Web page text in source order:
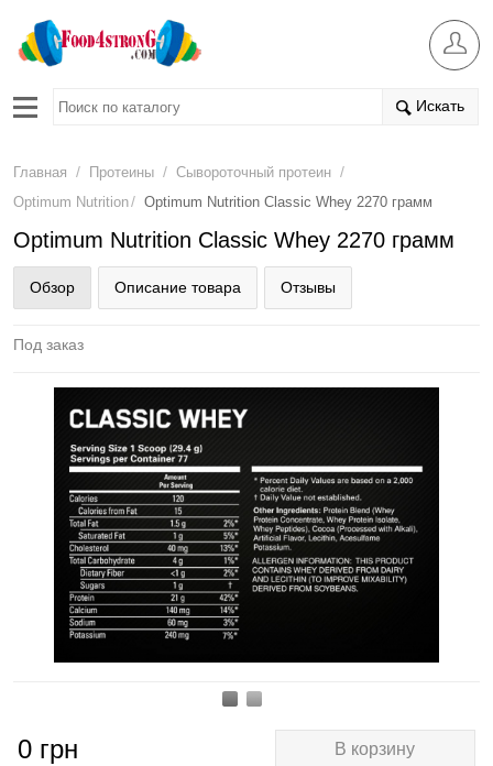
Искать
Главная / Протеины / Сывороточный протеин /
Optimum Nutrition/ Optimum Nutrition Classic Whey 2270 грамм
Optimum Nutrition Classic Whey 2270 грамм
Обзор Описание товара Отзывы
Под заказ
0 грн В корзину